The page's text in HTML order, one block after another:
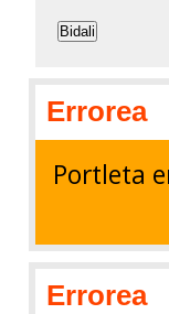
Bidali
Errorea
Portleta
Errorea